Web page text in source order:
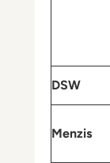
DSW
Menzis